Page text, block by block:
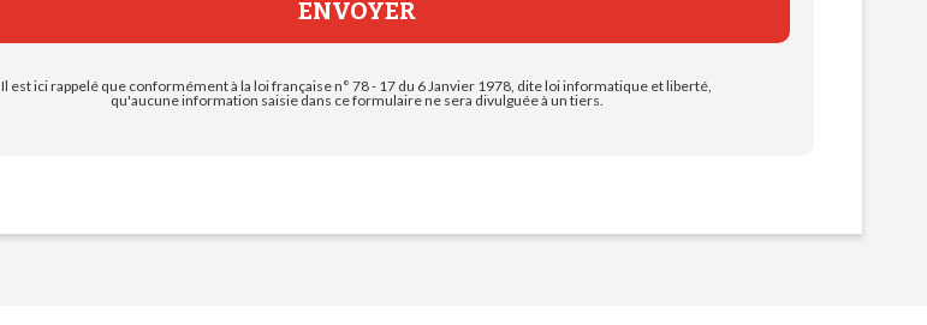
Il est ici rappelé que conformément à la loi française n° 78 - 17 du 6 Janvier 1978, dite loi informatique et liberté,
qu'aucune information saisie dans ce formulaire ne sera divulguée à un tiers.